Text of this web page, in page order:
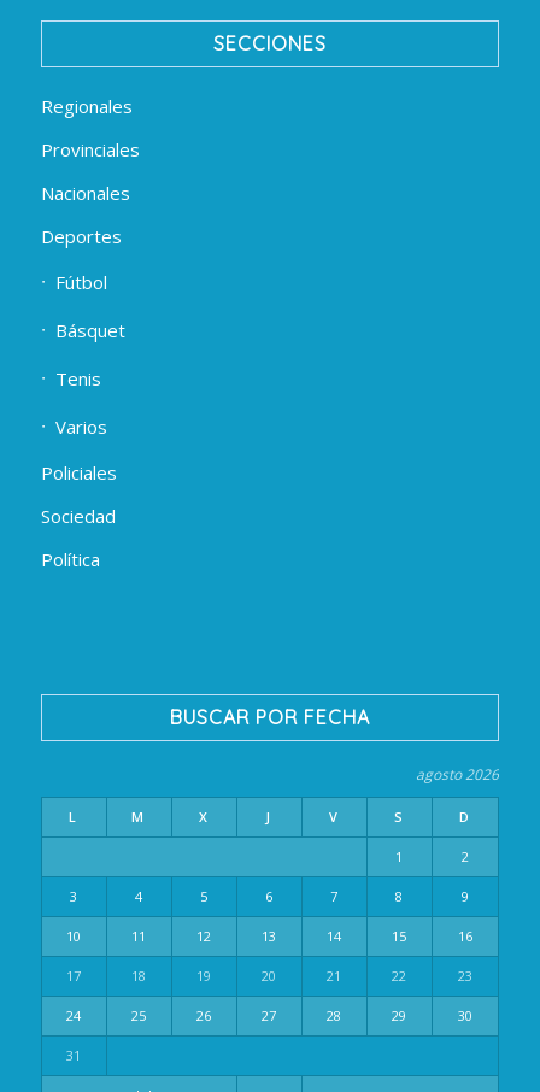
SECCIONES
Regionales
Provinciales
Nacionales
Deportes
Fútbol
Básquet
Tenis
Varios
Policiales
Sociedad
Política
BUSCAR POR FECHA
agosto 2026
L M X J V S D
1 2
3 4 5 6 7 8 9
10 11 12 13 14 15 16
17 18 19 20 21 22 23
24 25 26 27 28 29 30
31